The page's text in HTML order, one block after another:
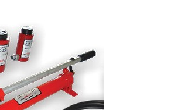
paine de buretas
e etc.Acionados por ar
algun...